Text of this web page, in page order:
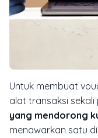
Untuk membuat
alat transaksi sekali
yang mendorong
menawarkan satu